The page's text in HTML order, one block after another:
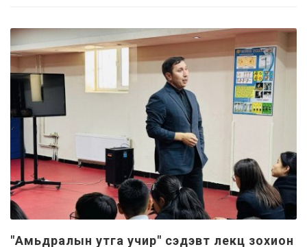
"Амьдралын утга учир" сэдэвт лекц зохион